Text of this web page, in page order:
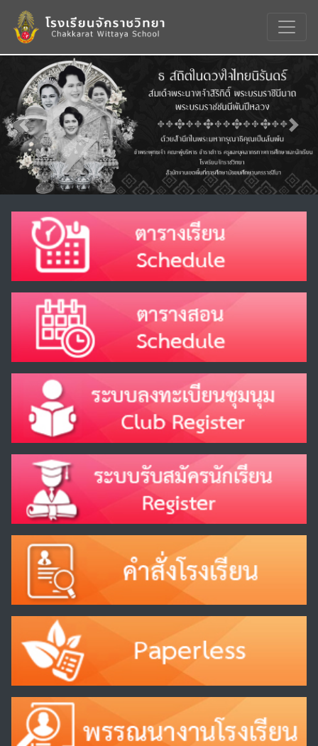
Previous Next